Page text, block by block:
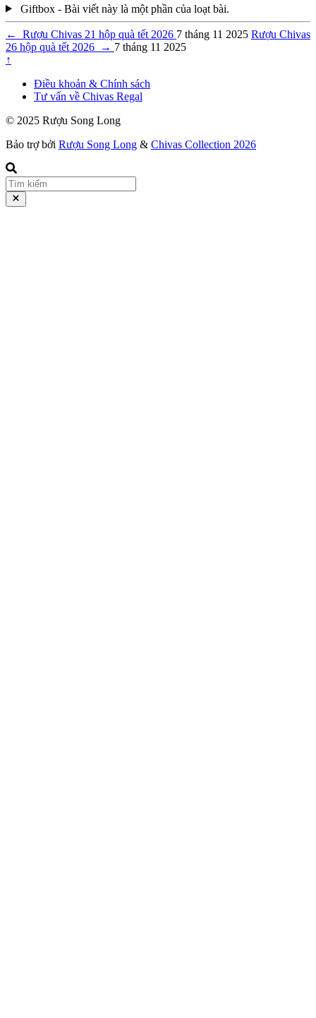
Giftbox - Bài viết này là một phần của loạt bài.
← Rượu Chivas 21 hộp quà tết 2026 7 tháng 11 2025 Rượu Chivas
26 hộp quà tết 2026
→ 7 tháng 11 2025
↑
Điều khoản & Chính sách
Tư vấn về Chivas Regal
© 2025 Rượu Song Long
Bảo trợ bởi Rượu Song Long & Chivas Collection 2026